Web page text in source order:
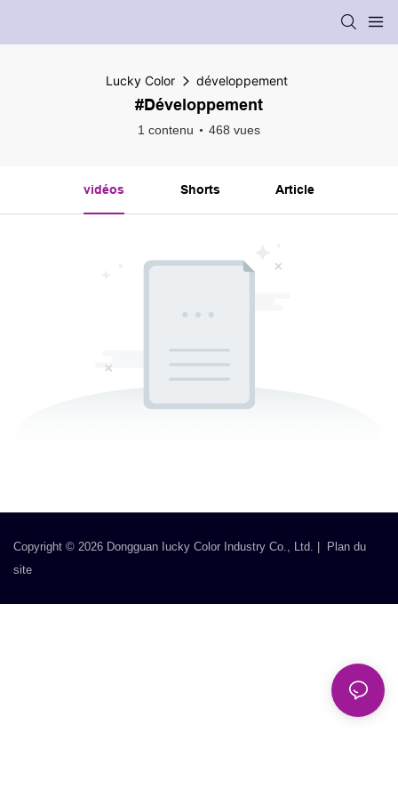
Lucky Color développement
#développement
1 contenu 468 vues
vidéos Shorts Article
Copyright © 2026 Dongguan Iucky Color Industry Co., Ltd. | Plan du
site